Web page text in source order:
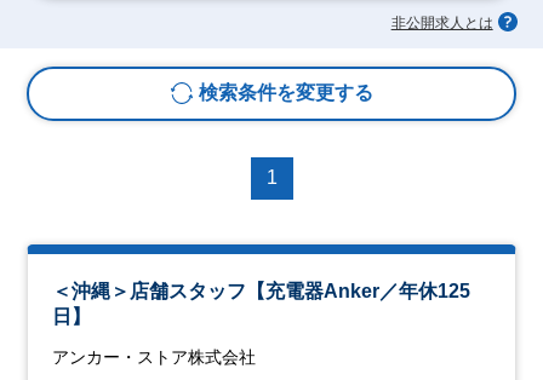
非公開求人とは
検索条件を変更する
1
＜沖縄＞店舗スタッフ【充電器Anker／年休125
日】
アンカー・ストア株式会社